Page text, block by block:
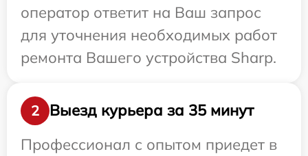
оператор ответит на Ваш запрос
для уточнения необходимых работ
ремонта Вашего устройства Sharp.
2
Выезд курьера за 35 минут
Профессионал с опытом приедет в